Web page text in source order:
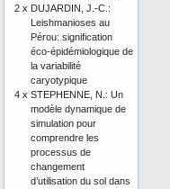
2 x DUJARDIN, J.-C.:
Leishmanioses au
Pérou: signification
éco-épidémiologique de
la variabilité
caryotypique
4 x STEPHENNE, N.: Un
modèle dynamique de
simulation pour
comprendre les
processus de
changement
d’utilisation du sol dans